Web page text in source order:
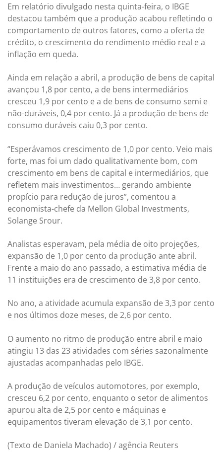
Em relatório divulgado nesta quinta-feira, o IBGE
destacou também que a produção acabou refletindo o
comportamento de outros fatores, como a oferta de
crédito, o crescimento do rendimento médio real e a
inflação em queda.
Ainda em relação a abril, a produção de bens de capital
avançou 1,8 por cento, a de bens intermediários
cresceu 1,9 por cento e a de bens de consumo semi e
não-duráveis, 0,4 por cento. Já a produção de bens de
consumo duráveis caiu 0,3 por cento.
“Esperávamos crescimento de 1,0 por cento. Veio mais
forte, mas foi um dado qualitativamente bom, com
crescimento em bens de capital e intermediários, que
refletem mais investimentos… gerando ambiente
propício para redução de juros”, comentou a
economista-chefe da Mellon Global Investments,
Solange Srour.
Analistas esperavam, pela média de oito projeções,
expansão de 1,0 por cento da produção ante abril.
Frente a maio do ano passado, a estimativa média de
11 instituições era de crescimento de 3,8 por cento.
No ano, a atividade acumula expansão de 3,3 por cento
e nos últimos doze meses, de 2,6 por cento.
O aumento no ritmo de produção entre abril e maio
atingiu 13 das 23 atividades com séries sazonalmente
ajustadas acompanhadas pelo IBGE.
A produção de veículos automotores, por exemplo,
cresceu 6,2 por cento, enquanto o setor de alimentos
apurou alta de 2,5 por cento e máquinas e
equipamentos tiveram elevação de 3,1 por cento.
(Texto de Daniela Machado) / agência Reuters